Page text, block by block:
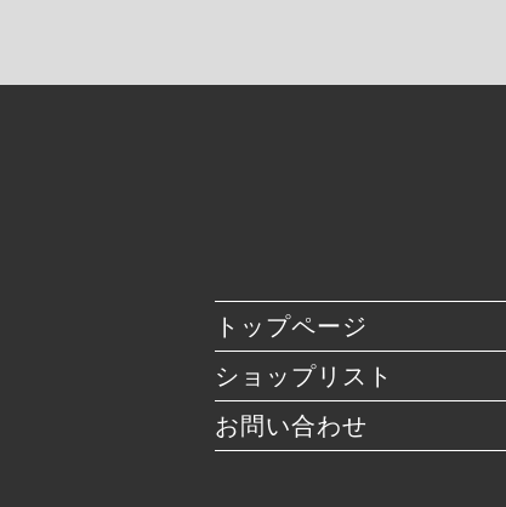
トップページ
ショップリスト
お問い合わせ